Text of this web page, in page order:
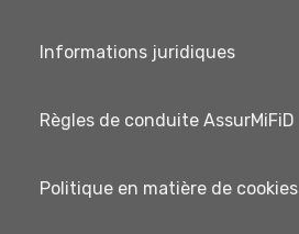
Informations juridiques
Règles de conduite AssurMiFiD
Politique en matière de cookies